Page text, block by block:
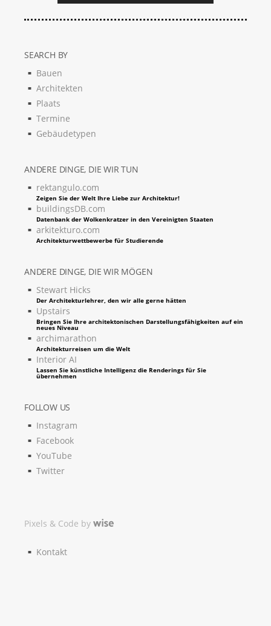
SEARCH BY
Bauen
Architekten
Plaats
Termine
Gebäudetypen
ANDERE DINGE, DIE WIR TUN
rektangulo.com
Zeigen Sie der Welt Ihre Liebe zur Architektur!
buildingsDB.com
Datenbank der Wolkenkratzer in den Vereinigten Staaten
arkitekturo.com
Architekturwettbewerbe für Studierende
ANDERE DINGE, DIE WIR MÖGEN
Stewart Hicks
Der Architekturlehrer, den wir alle gerne hätten
Upstairs
Bringen Sie Ihre architektonischen Darstellungsfähigkeiten auf ein
neues Niveau
archimarathon
Architekturreisen um die Welt
Interior AI
Lassen Sie künstliche Intelligenz die Renderings für Sie
übernehmen
FOLLOW US
Instagram
Facebook
YouTube
Twitter
Pixels & Code by
Kontakt